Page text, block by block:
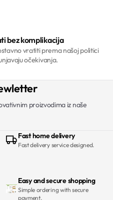
bez komplikacija
vratiti prema našoj politici
očekivanja.
proizvodima iz naše
Fast home delivery
Fast delivery service designed.
Easy and secure shopping
Simple ordering with secure
payment.